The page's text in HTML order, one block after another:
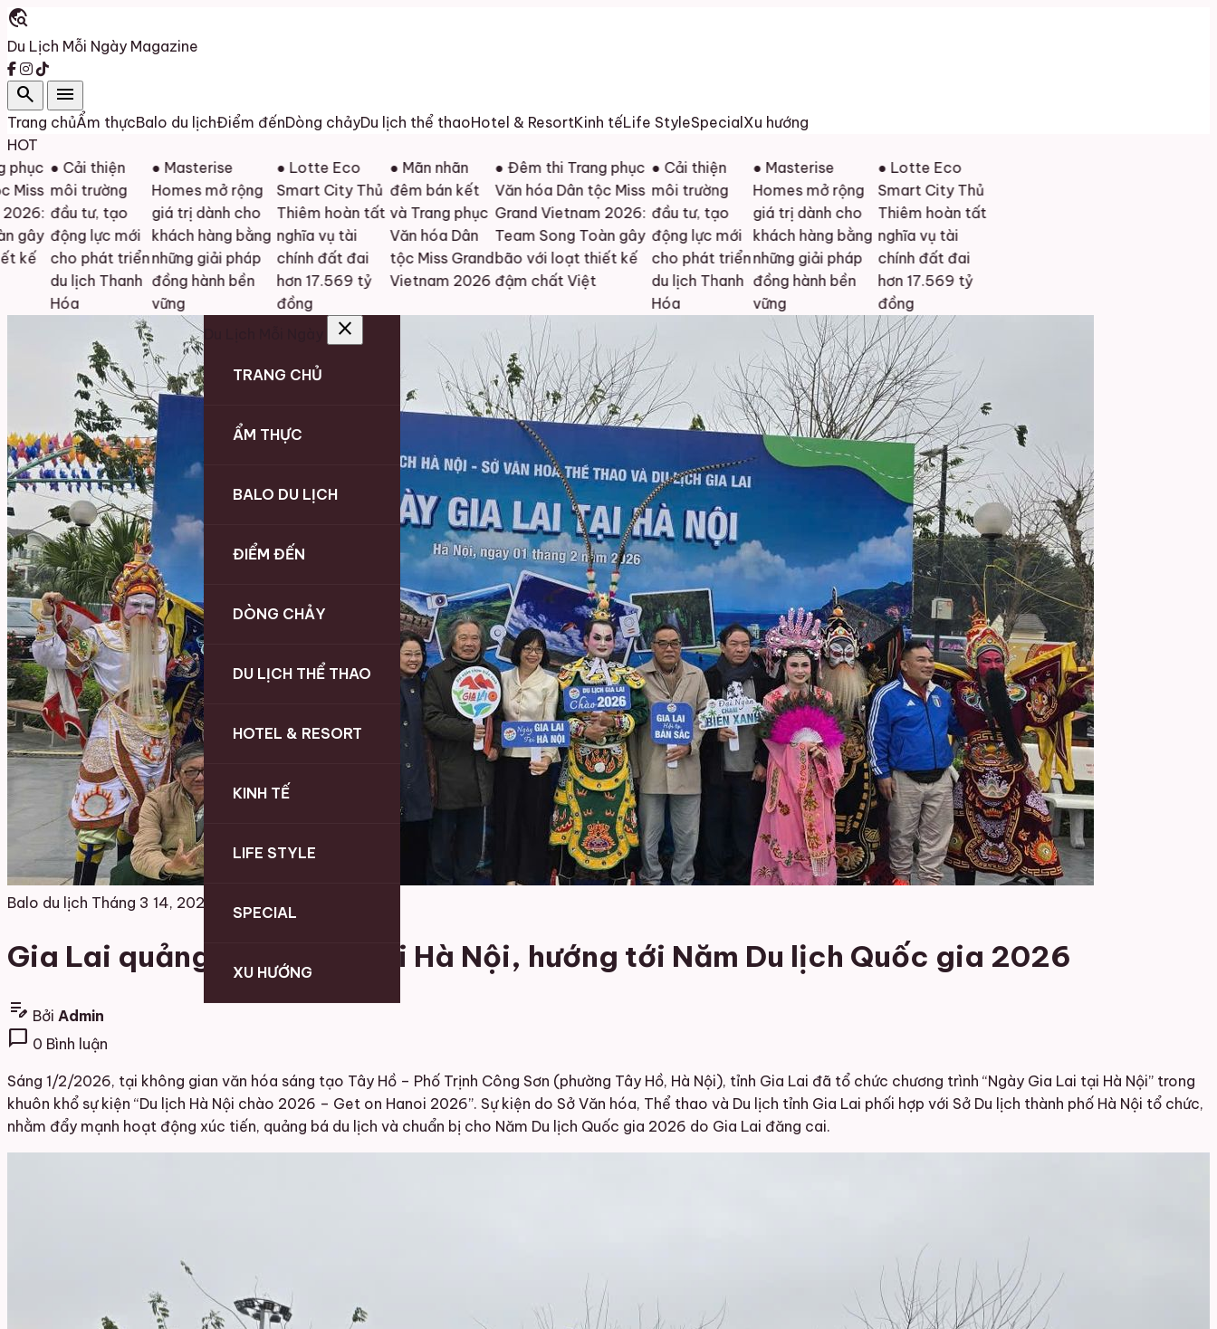
travel_explore
Du Lịch Mỗi Ngày Magazine
search menu
Trang chủẨm thựcBalo du lịchĐiểm đếnDòng chảyDu lịch thể thaoHotel & ResortKinh tếLife StyleSpecial Xu hướng
HOT
● Cải thiện
môi trường
đầu tư, tạo
động lực mới
cho phát triển
du lịch Thanh
● Masterise
Homes mở rộng
giá trị dành cho
khách hàng bằng
những giải pháp
đồng hành bền
● Lotte Eco
Smart City Thủ
Thiêm hoàn tất
nghĩa vụ tài
chính đất đai
hơn 17.569 tỷ
● Mãn nhãn
đêm bán kết
và Trang phục
Văn hóa Dân
tộc Miss Grand
Vietnam 2026
● Đêm thi Trang phục
Văn hóa Dân tộc Miss
Grand Vietnam 2026:
Team Song Toàn gây
bão với loạt thiết kế
đậm chất Việt
● Cải thiện
môi trường
đầu tư, tạo
động lực mới
cho phát triển
du lịch Thanh
● Masterise
Homes mở rộng
giá trị dành cho
khách hàng bằng
những giải pháp
đồng hành bền
● Lotte Eco
Smart City Thủ
Thiêm hoàn tất
nghĩa vụ tài
chính đất đai
hơn 17.569 tỷ
close
TRANG CHỦ
ẨM THỰC
BALO DU LỊCH
ĐIỂM ĐẾN
DÒNG CHẢY
DU LỊCH THỂ THAO
HOTEL & RESORT
KINH TẾ
LIFE STYLE
SPECIAL
XU HƯỚNG
Balo du lịch Tháng 3 14, 2026
Gia Lai quảng bá du lịch tại Hà Nội, hướng tới Năm Du lịch Quốc gia 2026
edit_note Bởi Admin
chat_bubble 0 Bình luận
Sáng 1/2/2026, tại không gian văn hóa sáng tạo Tây Hồ – Phố Trịnh Công Sơn (phường Tây Hồ, Hà Nội), tỉnh Gia Lai đã tổ chức chương trình “Ngày Gia Lai tại Hà Nội” trong
khuôn khổ sự kiện “Du lịch Hà Nội chào 2026 – Get on Hanoi 2026”. Sự kiện do Sở Văn hóa, Thể thao và Du lịch tỉnh Gia Lai phối hợp với Sở Du lịch thành phố Hà Nội tổ chức,
nhằm đẩy mạnh hoạt động xúc tiến, quảng bá du lịch và chuẩn bị cho Năm Du lịch Quốc gia 2026 do Gia Lai đăng cai.